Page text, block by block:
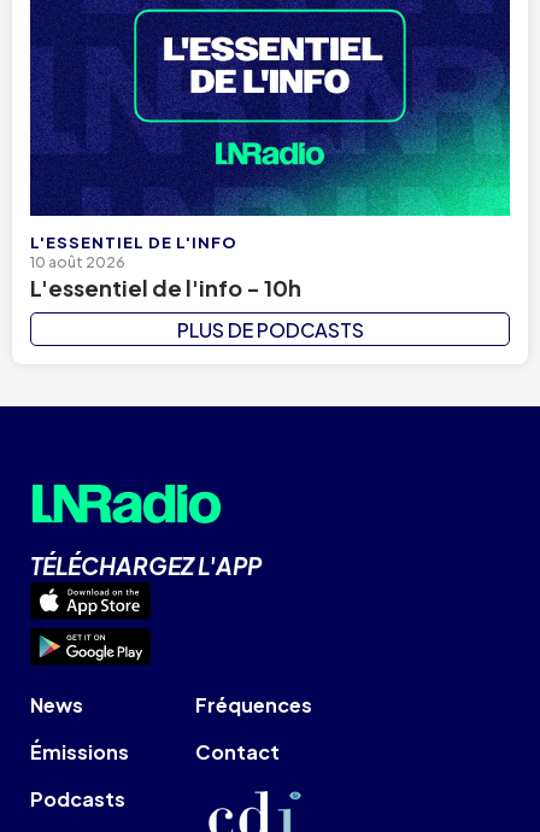
L'ESSENTIEL DE L'INFO
10 août 2026
L'essentiel de l'info - 10h
PLUS DE PODCASTS
TÉLÉCHARGEZ L'APP
News
Émissions
Podcasts
Fréquences
Contact